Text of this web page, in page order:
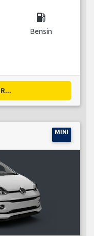
local_gas_station
Bensin
MINI